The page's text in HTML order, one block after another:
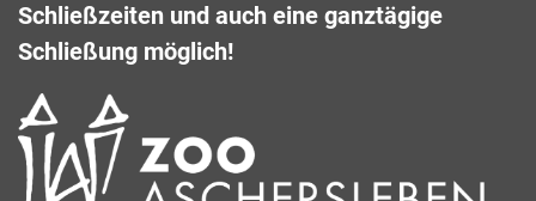
Schließzeiten und auch eine ganztägige
Schließung möglich!